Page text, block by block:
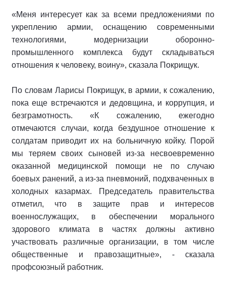
«Меня интересует как за всеми предложениями по
укреплению армии, оснащению современными
технологиями, модернизации оборонно-
промышленного комплекса будут складываться
отношения к человеку, воину», сказала Покрищук.
По словам Ларисы Покрищук, в армии, к сожалению,
пока еще встречаются и дедовщина, и коррупция, и
безграмотность. «К сожалению, ежегодно
отмечаются случаи, когда бездушное отношение к
солдатам приводит их на больничную койку. Порой
мы теряем своих сыновей из-за несвоевременно
оказанной медицинской помощи не по случаю
боевых ранений, а из-за пневмоний, подхваченных в
холодных казармах. Председатель правительства
отметил, что в защите прав и интересов
военнослужащих, в обеспечении морального
здорового климата в частях должны активно
участвовать различные организации, в том числе
общественные и правозащитные», - сказала
профсоюзный работник.